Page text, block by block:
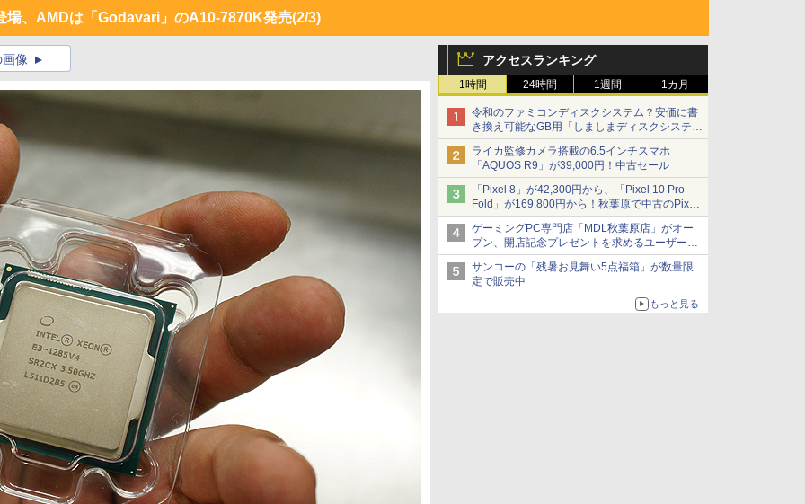
場、AMDは「Godavari」のA10-7870K発売(2/3)
アクセスランキング
1時間 24時間 1週間 1カ月
令和のファミコンディスクシステム？安価に書
き換え可能なGB用「しましまディスクシステ
ム」
ライカ監修カメラ搭載の6.5インチスマホ
「AQUOS R9」が39,000円！中古セール
「Pixel 8」が42,300円から、「Pixel 10 Pro
Fold」が169,800円から！秋葉原で中古のPixel
シリーズがお買い得
ゲーミングPC専門店「MDL秋葉原店」がオー
プン、開店記念プレゼントを求めるユーザーが
押し寄せ長蛇の列に
サンコーの「残暑お見舞い5点福箱」が数量限
定で販売中
もっと見る
画像